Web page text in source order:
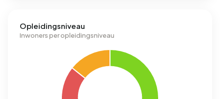
Opleidingsniveau
Inwoners per opleidingsniveau